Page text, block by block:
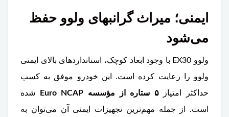
ایمنی؛ میراث گرانبهای ولوو حفظ
می‌شود
ولوو EX30 با وجود ابعاد کوچک، استانداردهای بالای ایمنی
ولوو را رعایت کرده است. این خودرو موفق به کسب
حداکثر امتیاز۵ ستاره از مؤسسه Euro NCAP
شده
است. از جمله مهم‌ترین تجهیزات ایمنی آن می‌توان به